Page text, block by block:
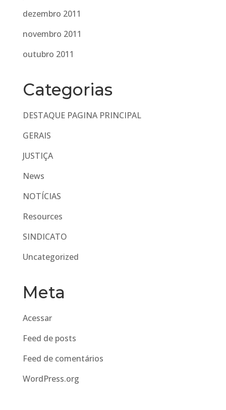
dezembro 2011
novembro 2011
outubro 2011
Categorias
DESTAQUE PAGINA PRINCIPAL
GERAIS
JUSTIÇA
News
NOTÍCIAS
Resources
SINDICATO
Uncategorized
Meta
Acessar
Feed de posts
Feed de comentários
WordPress.org